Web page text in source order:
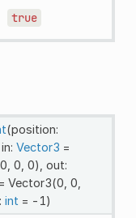
true
(position:
, in: Vector3 =
0, 0), out:
= Vector3(0, 0,
int = -1)